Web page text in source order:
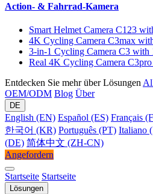
Action- & Fahrrad-Kamera
Smart Helmet Camera C123
4K Cycling Camera C3max
3-in-1 Cycling Camera C3
Real 4K Cycling Camera
Entdecken Sie mehr über Lösungen
OEM/ODM Blog Über
DE
English (EN) Español (ES) Français
한국어 (KR) Português (PT) Italiano
(DE) 简体中文 (ZH-CN)
Angefordern
Startseite Startseite
Lösungen